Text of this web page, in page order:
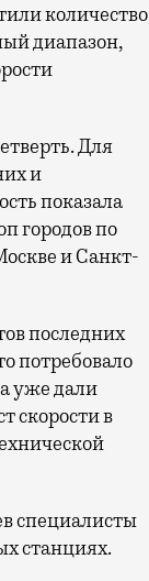
количество
диапазон,
Для
и
показала
городов по
и Санкт-
последних
потребовало
уже дали
скорости в
специалисты
станциях.